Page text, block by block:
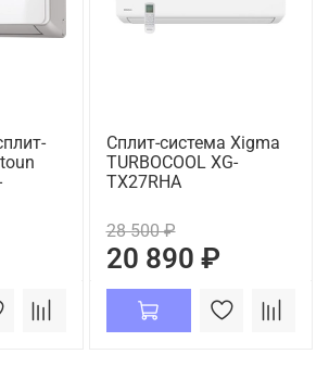
Сплит-система Xigma
TURBOCOOL XG-
TX27RHA
28 500 ₽
20 890 ₽